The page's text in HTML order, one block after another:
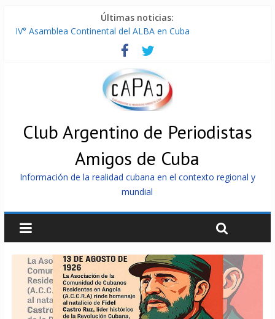
Últimas noticias:
IV° Asamblea Continental del ALBA en Cuba
ONU gestiona con “varios países interesados” envío de
Cuba, la «Gaza silenciosa»
Encuentro de Partidos Comunistas y Obreros en Cuba
China envía a Cuba sistemas 5.000 fotovoltaicos
Club Argentino de Periodistas
Amigos de Cuba
Información de la realidad cubana en el contexto regional y
mundial